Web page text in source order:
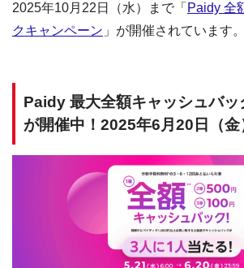
2025年10月22日（水）まで「 Paidy 全
クキャンペーン 」が開催されています。
Paidy 最大全額キャッシュバッ
が開催中！2025年6月20日（金